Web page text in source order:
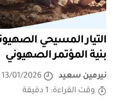
التيار المسيحي
بنية المؤتمر الصهيوني
نيرمين سعيد
13/01/2026
وقت القراءة: 1 دقيقة